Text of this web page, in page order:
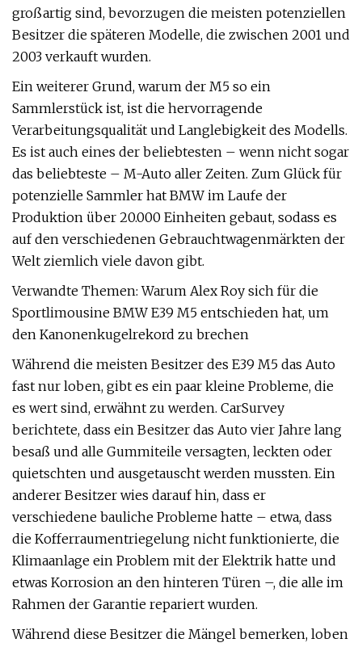
großartig sind, bevorzugen die meisten potenziellen
Besitzer die späteren Modelle, die zwischen 2001 und
2003 verkauft wurden.
Ein weiterer Grund, warum der M5 so ein
Sammlerstück ist, ist die hervorragende
Verarbeitungsqualität und Langlebigkeit des Modells.
Es ist auch eines der beliebtesten – wenn nicht sogar
das beliebteste – M-Auto aller Zeiten. Zum Glück für
potenzielle Sammler hat BMW im Laufe der
Produktion über 20.000 Einheiten gebaut, sodass es
auf den verschiedenen Gebrauchtwagenmärkten der
Welt ziemlich viele davon gibt.
Verwandte Themen: Warum Alex Roy sich für die
Sportlimousine BMW E39 M5 entschieden hat, um
den Kanonenkugelrekord zu brechen
Während die meisten Besitzer des E39 M5 das Auto
fast nur loben, gibt es ein paar kleine Probleme, die
es wert sind, erwähnt zu werden. CarSurvey
berichtete, dass ein Besitzer das Auto vier Jahre lang
besaß und alle Gummiteile versagten, leckten oder
quietschten und ausgetauscht werden mussten. Ein
anderer Besitzer wies darauf hin, dass er
verschiedene bauliche Probleme hatte – etwa, dass
die Kofferraumentriegelung nicht funktionierte, die
Klimaanlage ein Problem mit der Elektrik hatte und
etwas Korrosion an den hinteren Türen –, die alle im
Rahmen der Garantie repariert wurden.
Während diese Besitzer die Mängel bemerken, loben